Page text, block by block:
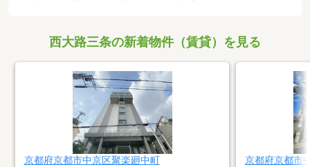
西大路三条の新着物件（賃貸）を見る
京都府京都市中京区聚楽廻中町 京都府京都市